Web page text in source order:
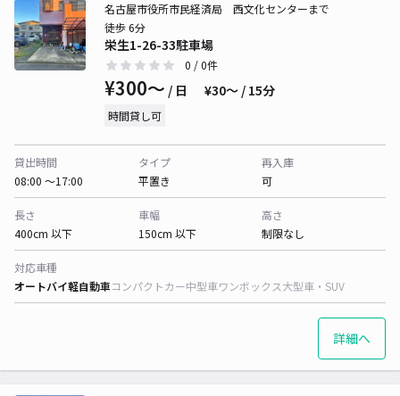
栄生1-26-33駐車場
名古屋市役所市民経済局 西文化センターまで
徒歩 6分
0 / 0件
¥300〜 / 日 ¥30〜 / 15分
時間貸し可
貸出時間
08:00 〜17:00
タイプ
平置き
再入庫
可
長さ
400cm 以下
車幅
150cm 以下
高さ
制限なし
対応車種
オートバイ軽自動車コンパクトカー中型車ワンボックス大型車・SUV
詳細へ